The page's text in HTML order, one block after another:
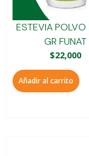
ESTEVIA
GR FUNAT
$22,000
Añadir al carrito